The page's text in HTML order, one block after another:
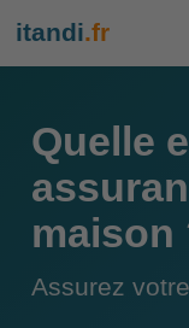
itandi.fr
Quelle
maison
Assurez